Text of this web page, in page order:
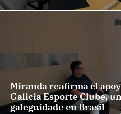
Miranda reafirma el
Galicia Esporte Clube,
galeguidade en Brasil